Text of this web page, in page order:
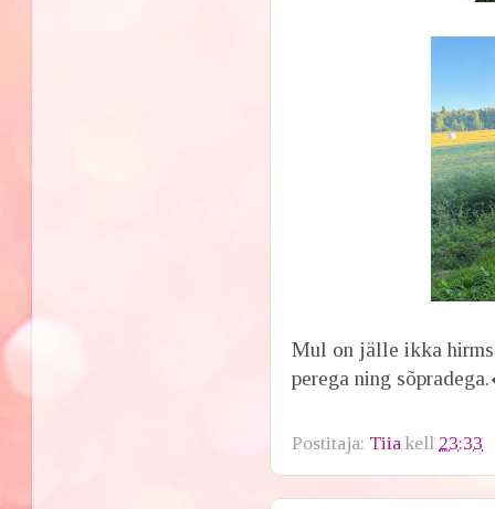
Mul on jälle ikka
perega ning
Postitaja: Tiia kell 23:33